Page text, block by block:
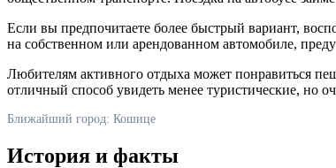
Если вы предпочитаете более быстрый вариант,
на собственном или арендованном автомобиле,
Любителям активного отдыха может понравиться
отличный способ увидеть менее туристические, но
Ближайший город: Кошице
История и факты